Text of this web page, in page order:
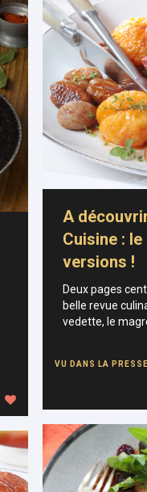
A
Cuisine :
versions !
Deux pages
belle revue
vedette, le
VU DANS LA